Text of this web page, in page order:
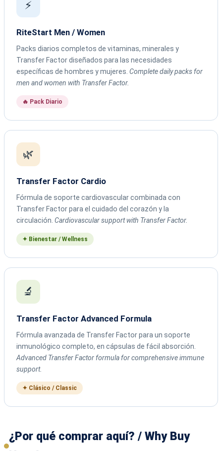
⚡
RiteStart Men / Women
Packs diarios completos de vitaminas, minerales y
Transfer Factor diseñados para las necesidades
específicas de hombres y mujeres. Complete daily packs for
men and women with Transfer Factor.
🔥 Pack Diario
🌿
Transfer Factor Cardio
Fórmula de soporte cardiovascular combinada con
Transfer Factor para el cuidado del corazón y la
circulación. Cardiovascular support with Transfer Factor.
✦ Bienestar / Wellness
🔬
Transfer Factor Advanced Formula
Fórmula avanzada de Transfer Factor para un soporte
inmunológico completo, en cápsulas de fácil absorción.
Advanced Transfer Factor formula for comprehensive immune
support.
✦ Clásico / Classic
¿Por qué comprar aquí? / Why Buy